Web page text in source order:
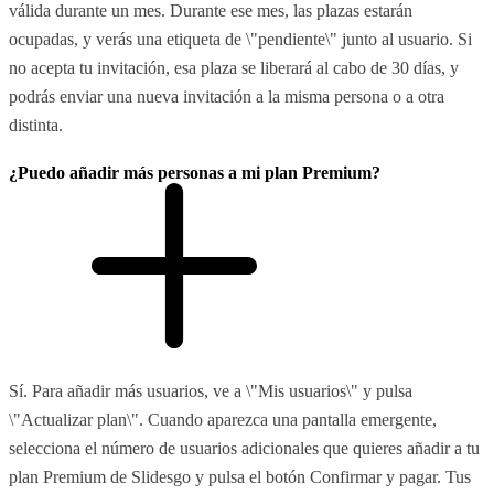
válida durante un mes. Durante ese mes, las plazas estarán
ocupadas, y verás una etiqueta de \"pendiente\" junto al usuario. Si
no acepta tu invitación, esa plaza se liberará al cabo de 30 días, y
podrás enviar una nueva invitación a la misma persona o a otra
distinta.
¿Puedo añadir más personas a mi plan Premium?
Sí. Para añadir más usuarios, ve a \"Mis usuarios\" y pulsa
\"Actualizar plan\". Cuando aparezca una pantalla emergente,
selecciona el número de usuarios adicionales que quieres añadir a tu
plan Premium de Slidesgo y pulsa el botón Confirmar y pagar. Tus